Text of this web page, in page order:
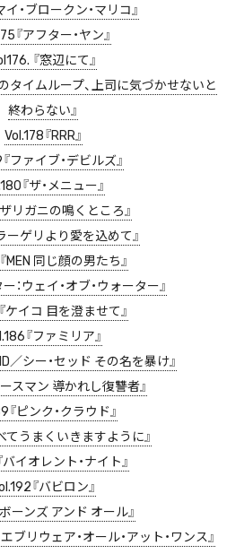
イ・ブロークン・マリコ』
『アフター・ヤン』
『窓辺にて』
タイムループ、上司に気づかせないと
終わらない』
Vol.178『RRR』
ファイブ・デビルズ』
『ザ・メニュー』
ザリガニの鳴くところ』
ーゲリより愛を込めて』
MEN 同じ顔の男たち』
：ウェイ・オブ・ウォーター』
ケイコ 目を澄ませて』
『ファミリア』
／シー・セッド その名を暴け』
スマン 導かれし復讐者』
『ピンク・クラウド』
てうまくいきますように』
バイオレント・ナイト』
『バビロン』
ーンズ アンド オール』
ブリウェア・オール・アット・ワンス』